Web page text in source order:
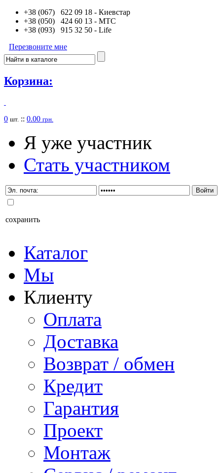
+38 (067) 622 09 18 - Киевстар
+38 (050) 424 60 13 - MTC
+38 (093) 915 32 50 - Life
Перезвоните мне
Корзина:
0 шт. :: 0.00 грн.
Я уже участник
Стать участником
сохранить
Каталог
Мы
Клиенту
Оплата
Доставка
Возврат / обмен
Кредит
Гарантия
Проект
Монтаж